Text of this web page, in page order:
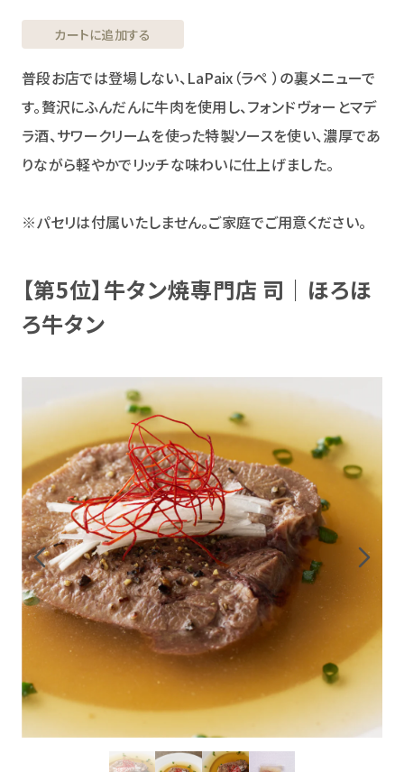
カートに追加する
普段お店では登場しない、LaPaix（ラペ ）の裏メニューで
す。贅沢にふんだんに牛肉を使用し、フォンドヴォーとマデ
ラ酒、サワークリームを使った特製ソースを使い、濃厚であ
りながら軽やかでリッチな味わいに仕上げました。
※パセリは付属いたしません。ご家庭でご用意ください。
【第5位】牛タン焼専門店 司｜ほろほ
ろ牛タン